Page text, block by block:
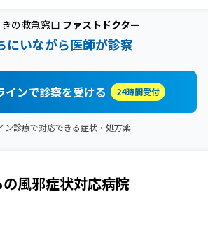
の救急窓口 ファストドクター
にいながら医師が診察
インで診察を受ける 24時間受付
ン診療で対応できる症状・処方薬
風邪症状対応病院